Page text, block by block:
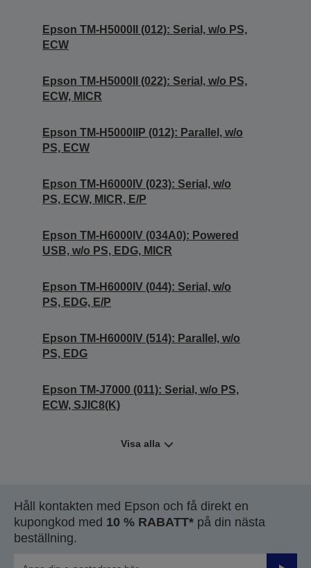
Epson TM-H5000II (012): Serial, w/o PS,
ECW
Epson TM-H5000II (022): Serial, w/o PS,
ECW, MICR
Epson TM-H5000IIP (012): Parallel, w/o
PS, ECW
Epson TM-H6000IV (023): Serial, w/o
PS, ECW, MICR, E/P
Epson TM-H6000IV (034A0): Powered
USB, w/o PS, EDG, MICR
Epson TM-H6000IV (044): Serial, w/o
PS, EDG, E/P
Epson TM-H6000IV (514): Parallel, w/o
PS, EDG
Epson TM-J7000 (011): Serial, w/o PS,
ECW, SJIC8(K)
Visa alla
Håll kontakten med Epson och få direkt en
kupongkod med 10 % RABATT* på din nästa
beställning.